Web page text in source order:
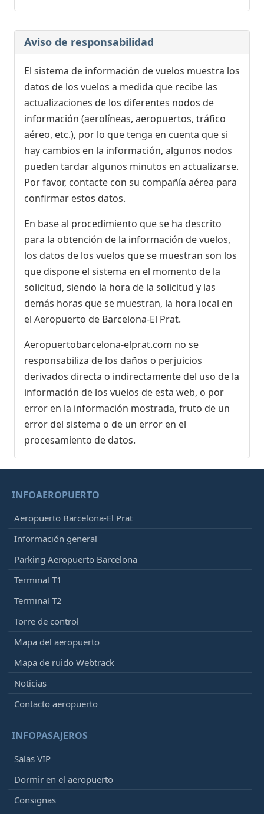
Aviso de responsabilidad
El sistema de información de vuelos muestra los
datos de los vuelos a medida que recibe las
actualizaciones de los diferentes nodos de
información (aerolíneas, aeropuertos, tráfico
aéreo, etc.), por lo que tenga en cuenta que si
hay cambios en la información, algunos nodos
pueden tardar algunos minutos en actualizarse.
Por favor, contacte con su compañía aérea para
confirmar estos datos.
En base al procedimiento que se ha descrito
para la obtención de la información de vuelos,
los datos de los vuelos que se muestran son los
que dispone el sistema en el momento de la
solicitud, siendo la hora de la solicitud y las
demás horas que se muestran, la hora local en
el Aeropuerto de Barcelona-El Prat.
Aeropuertobarcelona-elprat.com no se
responsabiliza de los daños o perjuicios
derivados directa o indirectamente del uso de la
información de los vuelos de esta web, o por
error en la información mostrada, fruto de un
error del sistema o de un error en el
procesamiento de datos.
INFOAEROPUERTO
Aeropuerto Barcelona-El Prat
Información general
Parking Aeropuerto Barcelona
Terminal T1
Terminal T2
Torre de control
Mapa del aeropuerto
Mapa de ruido Webtrack
Noticias
Contacto aeropuerto
INFOPASAJEROS
Salas VIP
Dormir en el aeropuerto
Consignas